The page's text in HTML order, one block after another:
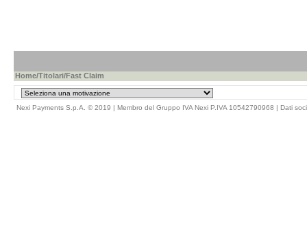
Home/Titolari/Fast Claim
Nexi Payments S.p.A. © 2019 | Membro del Gruppo IVA Nexi P.IVA 10542790968 | Dati